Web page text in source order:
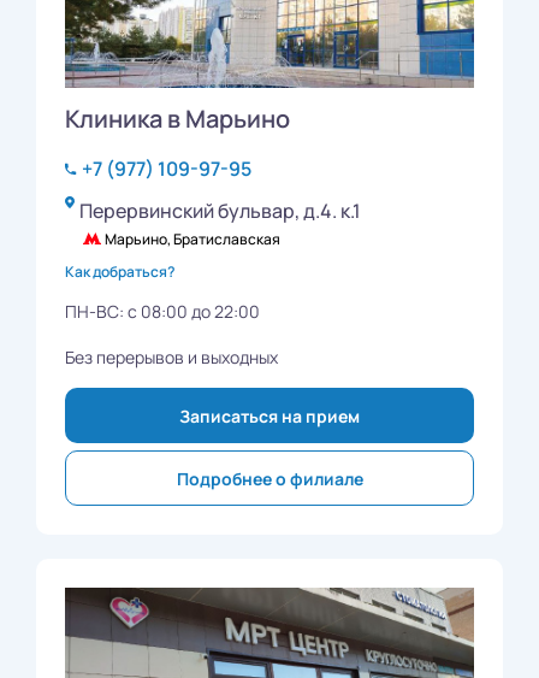
Клиника в Марьино
+7 (977) 109-97-95
Перервинский бульвар, д.4. к.1
Марьино, Братиславская
Как добраться?
ПН-ВС: с 08:00 до 22:00
Без перерывов и выходных
Записаться на прием
Подробнее о филиале